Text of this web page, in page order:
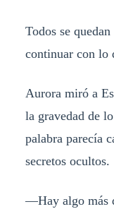
Todos se
continuar con lo
Aurora miró a
la gravedad de
palabra parecía
secretos ocultos.
—Hay algo más